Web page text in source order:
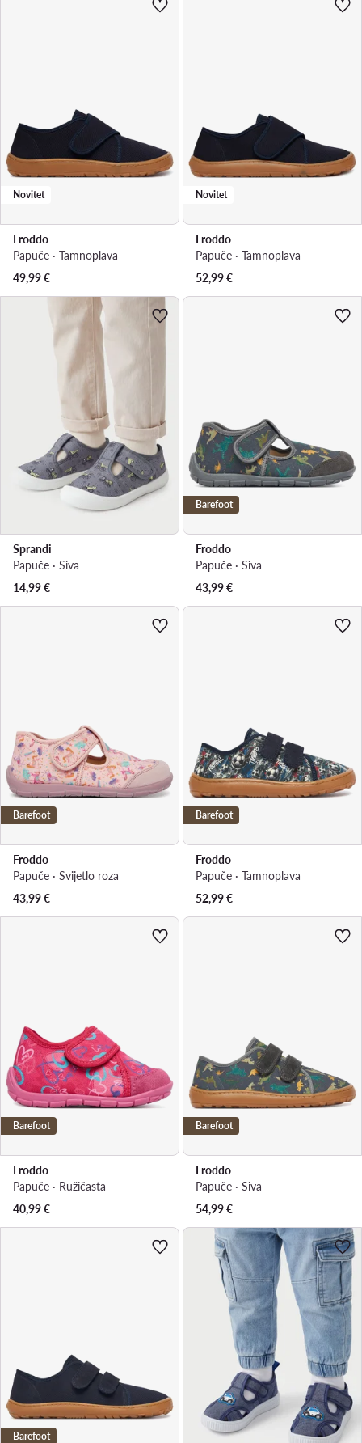
Novitet
Froddo
Papuče · Tamnoplava
49,99€
Novitet
Froddo
Papuče · Tamnoplava
52,99€
Sprandi
Papuče · Siva
14,99€
Barefoot
Froddo
Papuče · Siva
43,99€
Barefoot
Froddo
Papuče · Svijetlo roza
43,99€
Barefoot
Froddo
Papuče · Tamnoplava
52,99€
Barefoot
Froddo
Papuče · Ružičasta
40,99€
Barefoot
Froddo
Papuče · Siva
54,99€
Barefoot